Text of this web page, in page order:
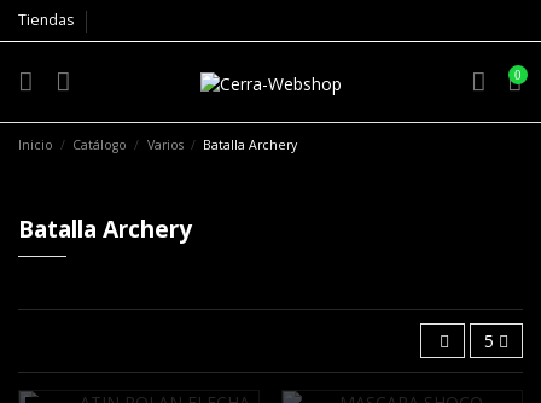
Tiendas
0
Inicio Catálogo Varios Batalla Archery
Batalla Archery
5